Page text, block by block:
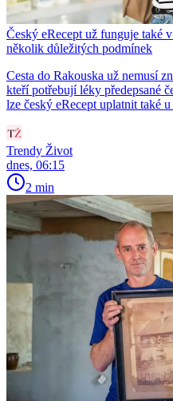
Český eRecept už funguje také
několik důležitých podmínek
Cesta do Rakouska už nemusí
kteří potřebují léky předepsané
lze český eRecept uplatnit také
Trendy Život
dnes, 06:15
2 min